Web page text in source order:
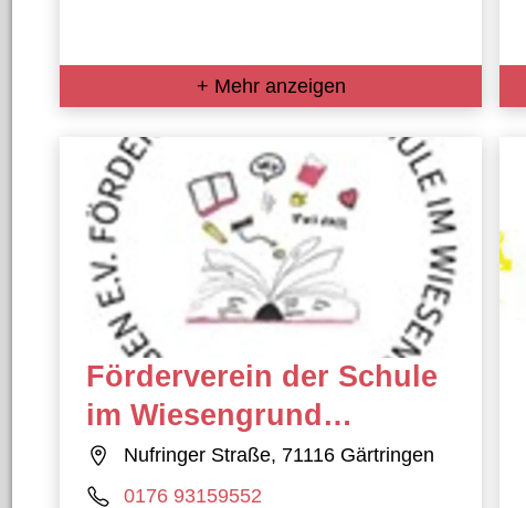
+ Mehr anzeigen
Förderverein der Schule
im Wiesengrund
Nufringen e.V.
Nufringer Straße, 71116 Gärtringen
0176 93159552